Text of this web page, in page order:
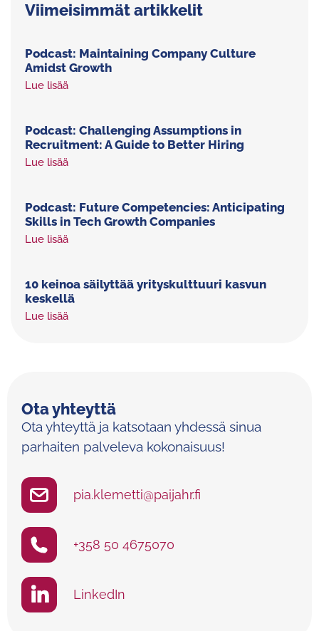
Viimeisimmät artikkelit
Podcast: Maintaining Company Culture
Amidst Growth
Lue lisää
Podcast: Challenging Assumptions in
Recruitment: A Guide to Better Hiring
Lue lisää
Podcast: Future Competencies: Anticipating
Skills in Tech Growth Companies
Lue lisää
10 keinoa säilyttää yrityskulttuuri kasvun
keskellä
Lue lisää
Ota yhteyttä
Ota yhteyttä ja katsotaan yhdessä sinua
parhaiten palveleva kokonaisuus!
pia.klemetti@paijahr.fi
+358 50 4675070
LinkedIn